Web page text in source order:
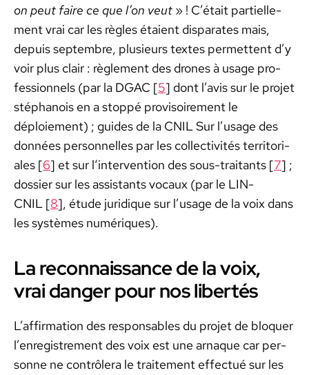
on peut faire ce que l’on veut » ! C’était par­tielle­
ment vrai car les règles étaient dis­parates mais,
depuis sep­tem­bre, plusieurs textes per­me­t­tent d’y
voir plus clair : règle­ment des drones à usage pro­
fes­sion­nels (par la DGAC [5] dont l’avis sur le pro­jet
stéphanois en a stop­pé pro­vi­soire­ment le
déploiement) ; guides de la CNIL Sur l’usage des
don­nées per­son­nelles par les col­lec­tiv­ités ter­ri­to­ri­
ales [6] et sur l‘intervention des sous-trai­tants [7] ;
dossier sur les assis­tants vocaux (par le LIN-
CNIL [8], étude juridique sur l’usage de la voix dans
les sys­tèmes numériques).
La reconnaissance de la voix,
vrai danger pour nos libertés
L’affirmation des respon­s­ables du pro­jet de blo­quer
l’enregistrement des voix est une arnaque car per­
son­ne ne con­trôlera le traite­ment effec­tué sur les